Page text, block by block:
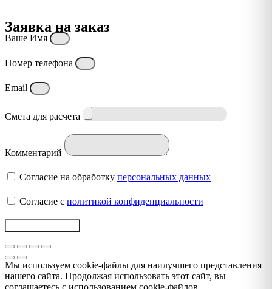
Заявка на заказ
Ваше Имя
Номер телефона
Email
Смета для расчета
Комментарий
Согласие на обработку персональных данных
Согласие с политикой конфиденциальности
Мы используем cookie-файлы для наилучшего представления
нашего сайта. Продолжая использовать этот сайт, вы